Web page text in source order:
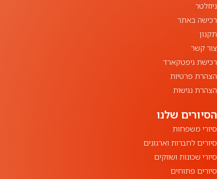
ניוזלטר
רכישה באתר
תקנון
צור קשר
רכישת גיפטקארד
הצהרת פרטיות
הצהרת נגישות
סיורי משפחות
סיורים לחברות וארגונים
סיורי שכונות ושווקים
סיורים פתוחים